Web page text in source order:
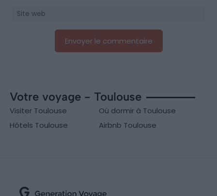
Votre voyage - Toulouse
Visiter Toulouse
Où dormir à Toulouse
Hôtels Toulouse
Airbnb Toulouse